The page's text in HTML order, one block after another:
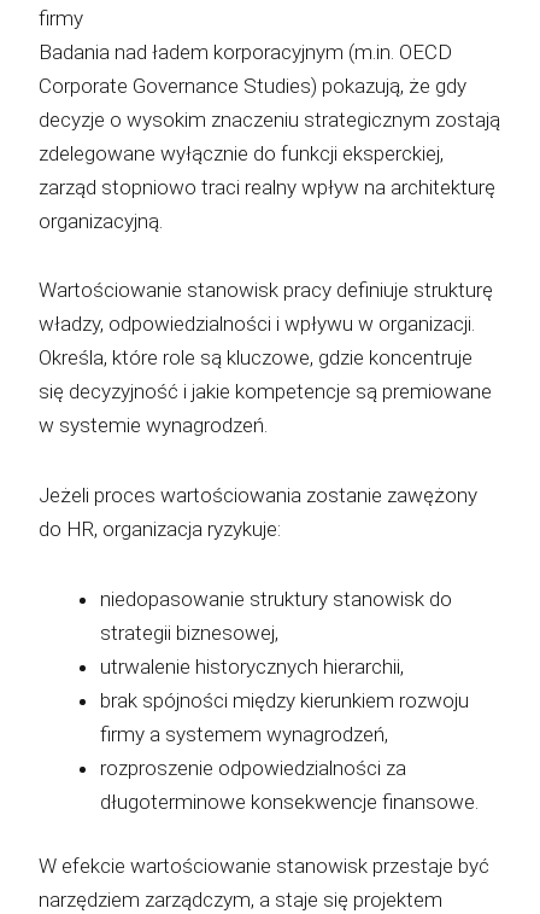
firmy
Badania nad ładem korporacyjnym (m.in. OECD
Corporate Governance Studies) pokazują, że gdy
decyzje o wysokim znaczeniu strategicznym zostają
zdelegowane wyłącznie do funkcji eksperckiej,
zarząd stopniowo traci realny wpływ na architekturę
organizacyjną.
Wartościowanie stanowisk pracy definiuje strukturę
władzy, odpowiedzialności i wpływu w organizacji.
Określa, które role są kluczowe, gdzie koncentruje
się decyzyjność i jakie kompetencje są premiowane
w systemie wynagrodzeń.
Jeżeli proces wartościowania zostanie zawężony
do HR, organizacja ryzykuje:
niedopasowanie struktury stanowisk do
strategii biznesowej,
utrwalenie historycznych hierarchii,
brak spójności między kierunkiem rozwoju
firmy a systemem wynagrodzeń,
rozproszenie odpowiedzialności za
długoterminowe konsekwencje finansowe.
W efekcie wartościowanie stanowisk przestaje być
narzędziem zarządczym, a staje się projektem